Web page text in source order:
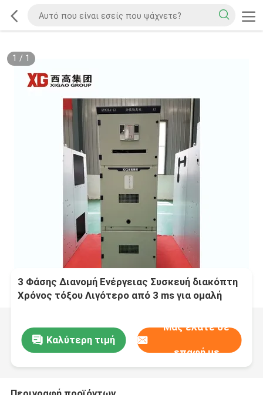
1 / 1
3 Φάσης Διανομή Ενέργειας Συσκευή διακόπτη
Χρόνος τόξου Λιγότερο από 3 ms για ομαλή
Καλύτερη τιμή
Μας ελάτε σε
επαφή με